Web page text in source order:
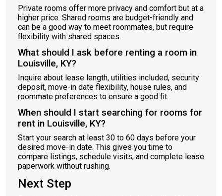
Private rooms offer more privacy and comfort but at a
higher price. Shared rooms are budget-friendly and
can be a good way to meet roommates, but require
flexibility with shared spaces.
What should I ask before renting a room in
Louisville, KY?
Inquire about lease length, utilities included, security
deposit, move-in date flexibility, house rules, and
roommate preferences to ensure a good fit.
When should I start searching for rooms for
rent in Louisville, KY?
Start your search at least 30 to 60 days before your
desired move-in date. This gives you time to
compare listings, schedule visits, and complete lease
paperwork without rushing.
Next Step